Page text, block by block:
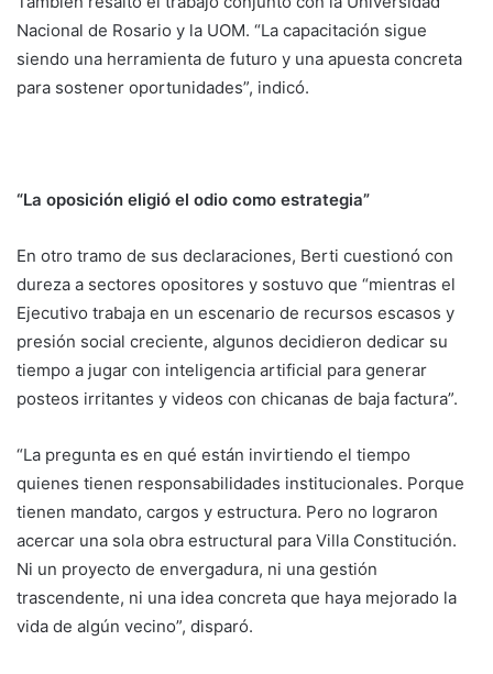
Nacional de Rosario y la UOM. “La capacitación sigue
siendo una herramienta de futuro y una apuesta concreta
para sostener oportunidades”, indicó.
“La oposición eligió el odio como estrategia”
En otro tramo de sus declaraciones, Berti cuestionó con
dureza a sectores opositores y sostuvo que “mientras el
Ejecutivo trabaja en un escenario de recursos escasos y
presión social creciente, algunos decidieron dedicar su
tiempo a jugar con inteligencia artificial para generar
posteos irritantes y videos con chicanas de baja factura”.
“La pregunta es en qué están invirtiendo el tiempo
quienes tienen responsabilidades institucionales. Porque
tienen mandato, cargos y estructura. Pero no lograron
acercar una sola obra estructural para Villa Constitución.
Ni un proyecto de envergadura, ni una gestión
trascendente, ni una idea concreta que haya mejorado la
vida de algún vecino”, disparó.